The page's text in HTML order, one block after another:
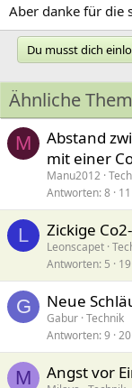
Aber danke für die
Du musst dich
Ähnliche
M
Abstand
mit einer
Manu2012
Antworten 8
L Zickige
Leonscapet
Antworten 5
G Neue
Gabur Technik
Antworten 9
M Angst vor